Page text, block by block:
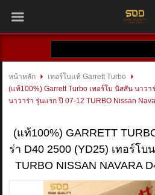
สินค้าที่สนใจ ( 0 )
สินค้า
แบรนด์
หน้าหลัก
เทอร์โบแท้ Garrett Turbo
(แท้100%) Garrett Turbo เทอร์โบ นิสสัน นาวา
นาวาร่า รุ่นแรก ปี 07-12 TURBO Nissan
(แท้100%) GARRETT
ร่า D40 2500 (YD25) เทอร์โ
TURBO NISSAN NAVARA